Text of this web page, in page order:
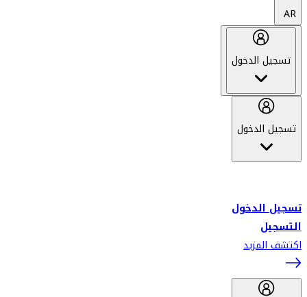
AR
تسجيل الدخول
تسجيل الدخول
تسجيل الدخول
التسجيل
اكتشف المزيد